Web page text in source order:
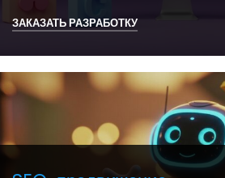
ЗАКАЗАТЬ РАЗРАБОТКУ